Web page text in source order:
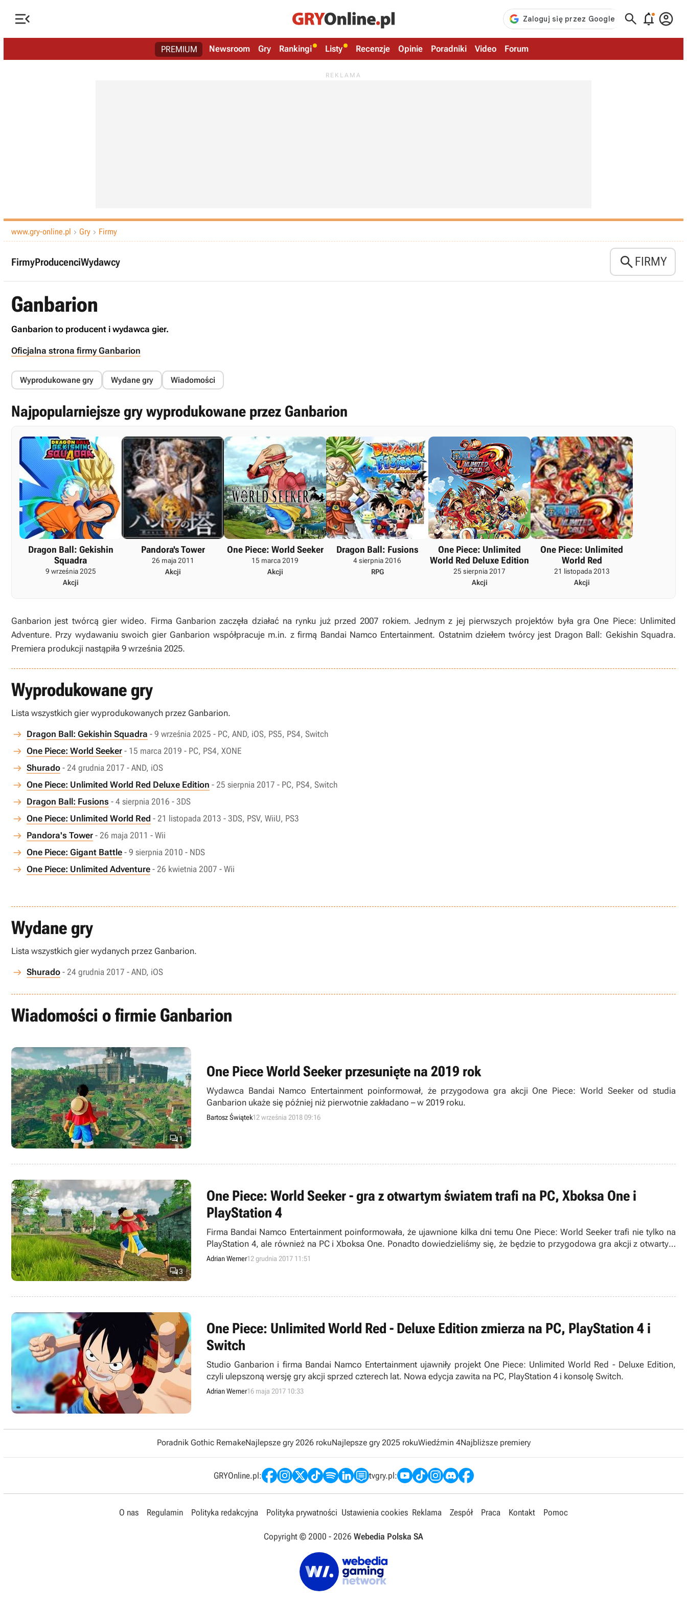
   
PREMIUM Newsroom Gry Rankingi Listy Recenzje Opinie Poradniki Video Forum
www.gry-online.pl  Gry  Firmy
FirmyProducenciWydawcy FIRMY
Ganbarion
Ganbarion to producent i wydawca gier.
Oficjalna strona firmy Ganbarion
Wyprodukowane gry Wydane gry Wiadomości
Najpopularniejsze gry wyprodukowane przez Ganbarion
Dragon Ball: Gekishin
Squadra
9 września 2025
Akcji
Pandora's Tower
26 maja 2011
Akcji
One Piece: World Seeker
15 marca 2019
Akcji
Dragon Ball: Fusions
4 sierpnia 2016
RPG
One Piece: Unlimited
World Red Deluxe Edition
25 sierpnia 2017
Akcji
One Piece: Unlimited
World Red
21 listopada 2013
Akcji
Ganbarion jest twórcą gier wideo. Firma Ganbarion zaczęła działać na rynku już przed 2007 rokiem. Jednym z jej pierwszych projektów była gra One Piece: Unlimited
Adventure. Przy wydawaniu swoich gier Ganbarion współpracuje m.in. z firmą Bandai Namco Entertainment. Ostatnim dziełem twórcy jest Dragon Ball: Gekishin Squadra.
Premiera produkcji nastąpiła 9 września 2025.
Wyprodukowane gry
Lista wszystkich gier wyprodukowanych przez Ganbarion.
Dragon Ball: Gekishin Squadra - 9 września 2025 - PC, AND, iOS, PS5, PS4, Switch
One Piece: World Seeker - 15 marca 2019 - PC, PS4, XONE
Shurado - 24 grudnia 2017 - AND, iOS
One Piece: Unlimited World Red Deluxe Edition - 25 sierpnia 2017 - PC, PS4, Switch
Dragon Ball: Fusions - 4 sierpnia 2016 - 3DS
One Piece: Unlimited World Red - 21 listopada 2013 - 3DS, PSV, WiiU, PS3
Pandora's Tower - 26 maja 2011 - Wii
One Piece: Gigant Battle - 9 sierpnia 2010 - NDS
One Piece: Unlimited Adventure - 26 kwietnia 2007 - Wii
Wydane gry
Lista wszystkich gier wydanych przez Ganbarion.
Shurado - 24 grudnia 2017 - AND, iOS
Wiadomości o firmie Ganbarion
1
One Piece World Seeker przesunięte na 2019 rok
Wydawca Bandai Namco Entertainment poinformował, że przygodowa gra akcji One Piece: World Seeker od studia
Ganbarion ukaże się później niż pierwotnie zakładano – w 2019 roku.
Bartosz Świątek12 września 2018 09:16
3
One Piece: World Seeker - gra z otwartym światem trafi na PC, Xboksa One i
PlayStation 4
Firma Bandai Namco Entertainment poinformowała, że ujawnione kilka dni temu One Piece: World Seeker trafi nie tylko na
PlayStation 4, ale również na PC i Xboksa One. Ponadto dowiedzieliśmy się, że będzie to przygodowa gra akcji z otwartym
światem.
Adrian Werner12 grudnia 2017 11:51
One Piece: Unlimited World Red - Deluxe Edition zmierza na PC, PlayStation 4 i
Switch
Studio Ganbarion i firma Bandai Namco Entertainment ujawniły projekt One Piece: Unlimited World Red - Deluxe Edition,
czyli ulepszoną wersję gry akcji sprzed czterech lat. Nowa edycja zawita na PC, PlayStation 4 i konsolę Switch.
Adrian Werner16 maja 2017 10:33
Poradnik Gothic RemakeNajlepsze gry 2026 rokuNajlepsze gry 2025 rokuWiedźmin 4Najbliższe premiery
GRYOnline.pl: tvgry.pl:
O nas Regulamin Polityka redakcyjna Polityka prywatności Ustawienia cookies Reklama Zespół Praca Kontakt Pomoc
Copyright © 2000 - 2026 Webedia Polska SA